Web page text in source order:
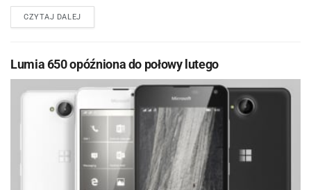
CZYTAJ DALEJDETAILS
Lumia 650 opóźniona do połowy lutego